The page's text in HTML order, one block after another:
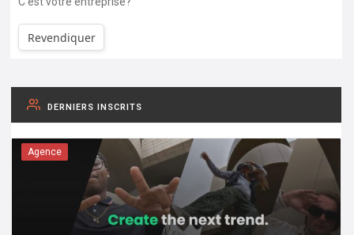
Revendiquer
DERNIERS INSCRITS
Agence